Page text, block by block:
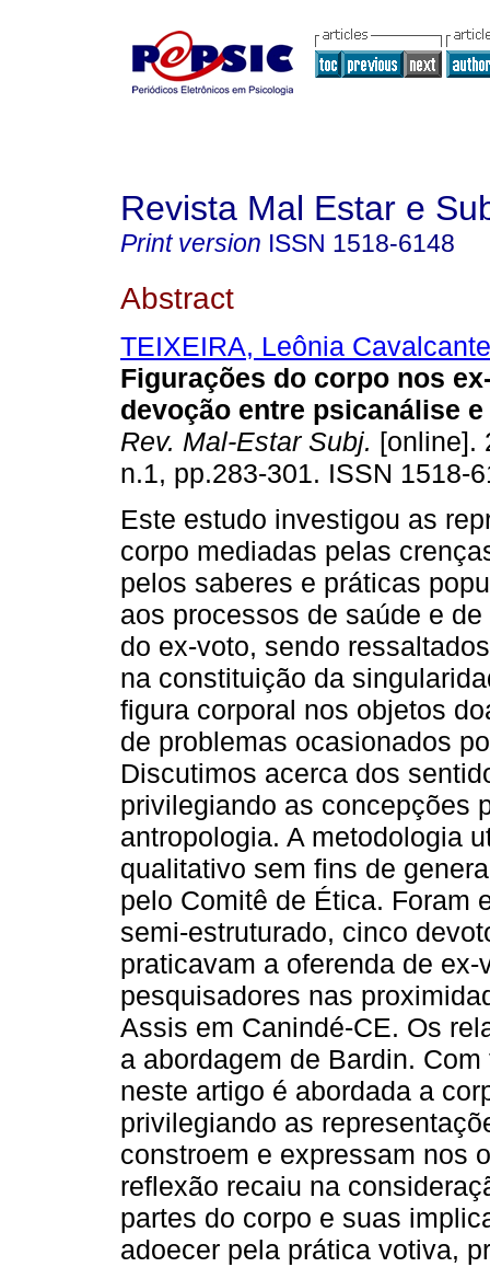
Revista Mal Estar e
Print version ISSN 1518-6148
Abstract
TEIXEIRA, Leônia Cavalcante
Figurações do corpo nos
devoção entre psicanálise
Rev. Mal-Estar Subj. [online].
n.1, pp.283-301. ISSN 1518-
Este estudo investigou as
corpo mediadas pelas
pelos saberes e práticas
aos processos de saúde e
do ex-voto, sendo
na constituição da
figura corporal nos objetos
de problemas ocasionados
Discutimos acerca dos
privilegiando as concepções
antropologia. A metodologia
qualitativo sem fins de
pelo Comitê de Ética. Foram
semi-estruturado, cinco
praticavam a oferenda de
pesquisadores nas
Assis em Canindé-CE. Os
a abordagem de Bardin.
neste artigo é abordada a
privilegiando as
constroem e expressam nos
reflexão recaiu na
partes do corpo e suas
adoecer pela prática votiva,